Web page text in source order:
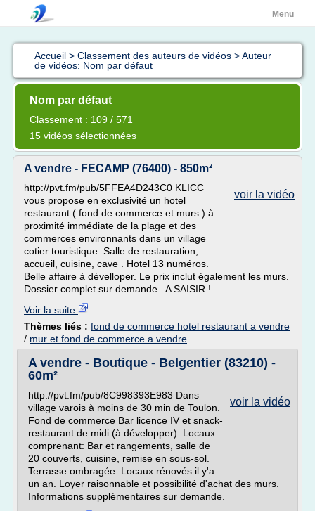
Menu
Accueil > Classement des auteurs de vidéos >Auteur
de vidéos: Nom par défaut
Nom par défaut
Classement : 109 / 571
15 vidéos sélectionnées
A vendre - FECAMP (76400) - 850m²
voir la vidéo
http://pvt.fm/pub/5FFEA4D243C0 KLICC
vous propose en exclusivité un hotel
restaurant ( fond de commerce et murs ) à
proximité immédiate de la plage et des
commerces environnants dans un village
cotier touristique. Salle de restauration,
accueil, cuisine, cave . Hotel 13 numéros.
Belle affaire à dévelloper. Le prix inclut également les murs.
Dossier complet sur demande . A SAISIR !
Voir la suite
Thèmes liés : fond de commerce hotel restaurant a vendre
/ mur et fond de commerce a vendre
A vendre - Boutique - Belgentier (83210) -
60m²
voir la vidéo
http://pvt.fm/pub/8C998393E983 Dans
village varois à moins de 30 min de Toulon.
Fond de commerce Bar licence IV et snack-
restaurant de midi (à développer). Locaux
comprenant: Bar et rangements, salle de
20 couverts, cuisine, remise en sous-sol.
Terrasse ombragée. Locaux rénovés il y'a
un an. Loyer raisonnable et possibilité d'achat des murs.
Informations supplémentaires sur demande.